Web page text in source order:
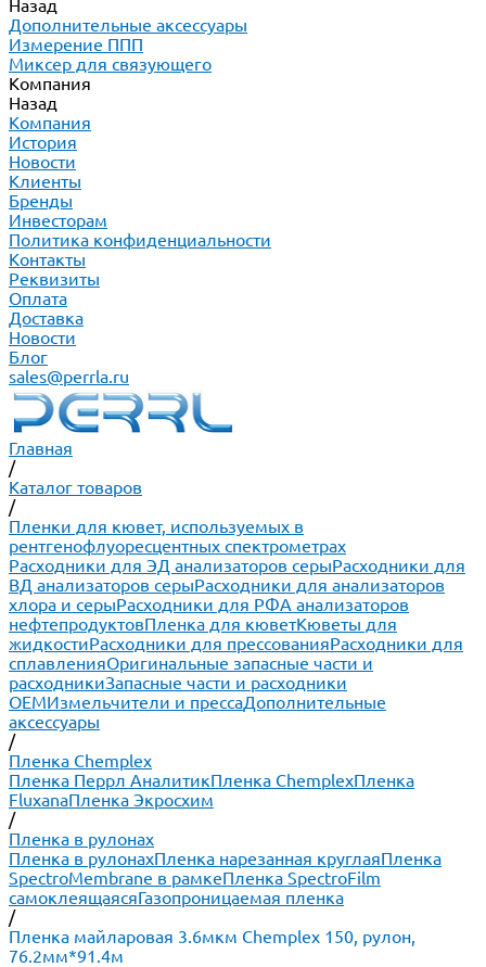
Назад
Дополнительные аксессуары
Измерение ППП
Миксер для связующего
Компания
Назад
Компания
История
Новости
Клиенты
Бренды
Инвесторам
Политика конфиденциальности
Контакты
Реквизиты
Оплата
Доставка
Новости
Блог
sales@perrla.ru
Главная
/
Каталог товаров
/
Пленки для кювет, используемых в
рентгенофлуоресцентных спектрометрах
Расходники для ЭД анализаторов серыРасходники для
ВД анализаторов серыРасходники для анализаторов
хлора и серыРасходники для РФА анализаторов
нефтепродуктовПленка для кюветКюветы для
жидкостиРасходники для прессованияРасходники для
сплавленияОригинальные запасные части и
расходникиЗапасные части и расходники
ОЕМИзмельчители и прессаДополнительные
аксессуары
/
Пленка Chemplex
Пленка Перрл АналитикПленка ChemplexПленка
FluxanaПленка Экросхим
/
Пленка в рулонах
Пленка в рулонахПленка нарезанная круглаяПленка
SpectroMembrane в рамкеПленка SpectroFilm
самоклеящаясяГазопроницаемая пленка
/
Пленка майларовая 3.6мкм Chemplex 150, рулон,
76.2мм*91.4м